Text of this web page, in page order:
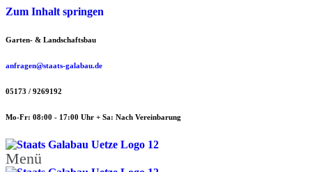
Zum Inhalt springen
Garten- & Landschaftsbau
anfragen@staats-galabau.de
05173 / 9269192
Mo-Fr: 08:00 - 17:00 Uhr + Sa: Nach Vereinbarung
Menü